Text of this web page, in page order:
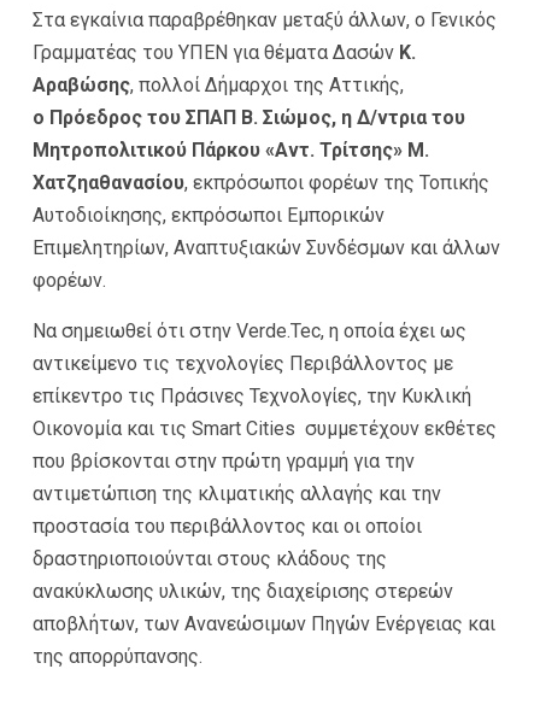
Στα εγκαίνια παραβρέθηκαν μεταξύ άλλων, ο Γενικός
Γραμματέας του ΥΠΕΝ για θέματα Δασών Κ.
Αραβώσης, πολλοί Δήμαρχοι της Αττικής,
o Πρόεδρος του ΣΠΑΠ Β. Σιώμος, η Δ/ντρια του
Μητροπολιτικού Πάρκου «Αντ. Τρίτσης» Μ.
Χατζηαθανασίου, εκπρόσωποι φορέων της Τοπικής
Αυτοδιοίκησης, εκπρόσωποι Εμπορικών
Επιμελητηρίων, Αναπτυξιακών Συνδέσμων και άλλων
φορέων.
Να σημειωθεί ότι στην Verde.Tec, η οποία έχει ως
αντικείμενο τις τεχνολογίες Περιβάλλοντος με
επίκεντρο τις Πράσινες Τεχνολογίες, την Κυκλική
Οικονομία και τις Smart Cities συμμετέχουν εκθέτες
που βρίσκονται στην πρώτη γραμμή για την
αντιμετώπιση της κλιματικής αλλαγής και την
προστασία του περιβάλλοντος και οι οποίοι
δραστηριοποιούνται στους κλάδους της
ανακύκλωσης υλικών, της διαχείρισης στερεών
αποβλήτων, των Ανανεώσιμων Πηγών Ενέργειας και
της απορρύπανσης.